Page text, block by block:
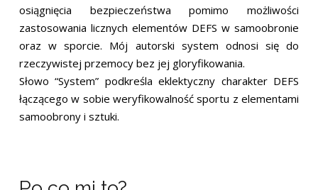
osiągnięcia bezpieczeństwa pomimo możliwości
zastosowania licznych elementów DEFS w samoobronie
oraz w sporcie. Mój autorski system odnosi się do
rzeczywistej przemocy bez jej gloryfikowania.
Słowo “System” podkreśla eklektyczny charakter DEFS
łączącego w sobie weryfikowalność sportu z elementami
samoobrony i sztuki.